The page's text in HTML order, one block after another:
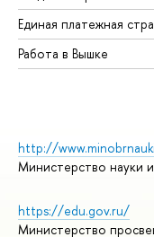
Единая платежная
Работа в Вышке
http://
Министерство науки
https://edu.gov.ru/
Министерство